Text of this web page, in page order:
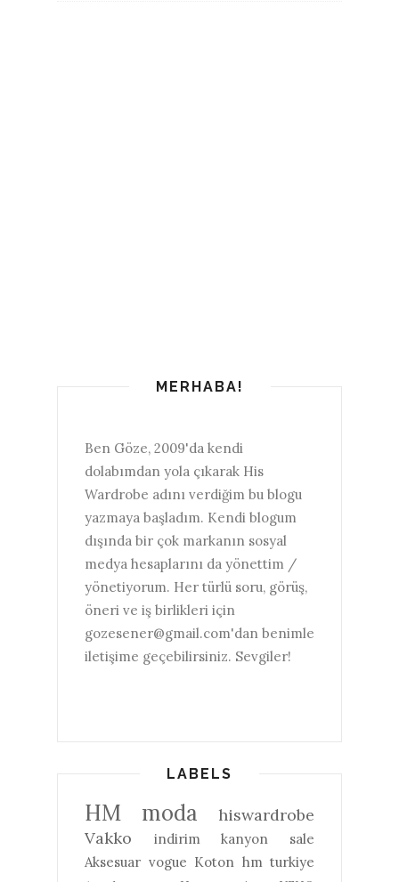
MERHABA!
Ben Göze, 2009'da kendi
dolabımdan yola çıkarak His
Wardrobe adını verdiğim bu blogu
yazmaya başladım. Kendi blogum
dışında bir çok markanın sosyal
medya hesaplarını da yönettim /
yönetiyorum. Her türlü soru, görüş,
öneri ve iş birlikleri için
gozesener@gmail.com'dan benimle
iletişime geçebilirsiniz. Sevgiler!
LABELS
HM moda
hiswardrobe
Vakko
indirim kanyon
sale
Aksesuar vogue Koton hm turkiye